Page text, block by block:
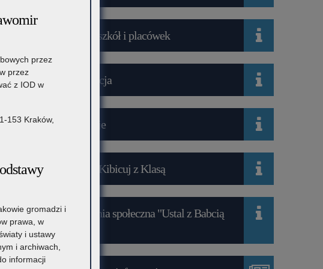
Wykaz szkół i placówek
Rekrutacja
Mediacje
Projekt Kibicuj z Klasą
Kampania społeczna "Ustal z Babcią
przez
przez
z IOD w
153 Kraków,
gromadzi i
prawa, w
i ustawy
i archiwach,
informacji